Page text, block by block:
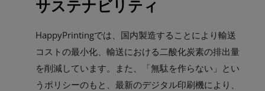
サステナビリティ
HappyPrintingでは、国内製造することにより輸送
コストの最小化、輸送における二酸化炭素の排出量
を削減しています。また、「無駄を作らない」とい
うポリシーのもと、最新のデジタル印刷機により、